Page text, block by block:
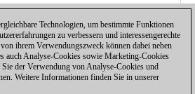
Technologien, um bestimmte Funktionen
zu verbessern und interessengerechte
ihrem Verwendungszweck können dabei neben
auch Analyse-Cookies sowie Marketing-Cookies
Sie der Verwendung von Analyse-Cookies und
Weitere Informationen finden Sie in unserer